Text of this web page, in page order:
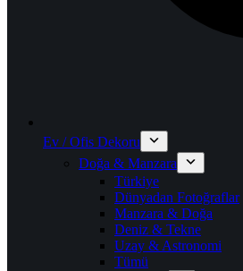
Ev / Ofis Dekoru
Doğa & Manzara
Türkiye
Dünyadan Fotoğraflar
Manzara & Doğa
Deniz & Tekne
Uzay & Astronomi
Tümü